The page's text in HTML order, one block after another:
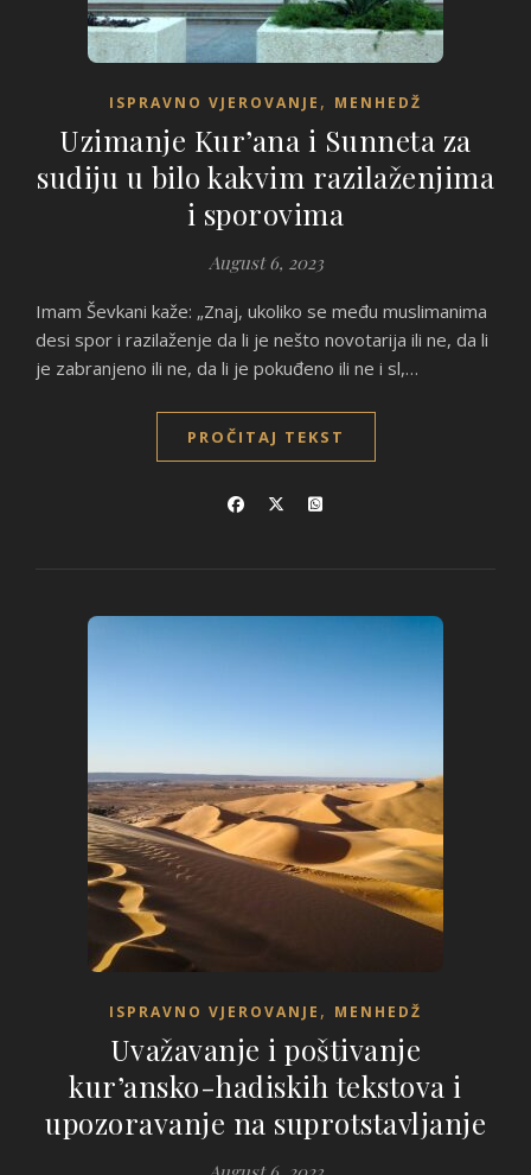
ISPRAVNO VJEROVANJE , MENHEDŽ
Uzimanje Kur’ana i Sunneta za
sudiju u bilo kakvim razilaženjima
i sporovima
August 6, 2023
Imam Ševkani kaže: „Znaj, ukoliko se među muslimanima
desi spor i razilaženje da li je nešto novotarija ili ne, da li
je zabranjeno ili ne, da li je pokuđeno ili ne i sl,…
PROČITAJ TEKST
ISPRAVNO VJEROVANJE , MENHEDŽ
Uvažavanje i poštivanje
kur’ansko-hadiskih tekstova i
upozoravanje na suprotstavljanje